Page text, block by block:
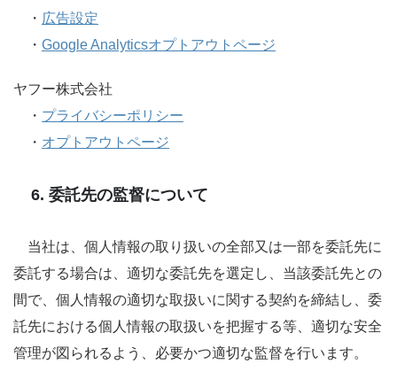
・ 広告設定
・ Google Analyticsオプトアウトページ
ヤフー株式会社
・ プライバシーポリシー
・ オプトアウトページ
6. 委託先の監督について
当社は、個人情報の取り扱いの全部又は一部を委託先に
委託する場合は、適切な委託先を選定し、当該委託先との
間で、個人情報の適切な取扱いに関する契約を締結し、委
託先における個人情報の取扱いを把握する等、適切な安全
管理が図られるよう、必要かつ適切な監督を行います。